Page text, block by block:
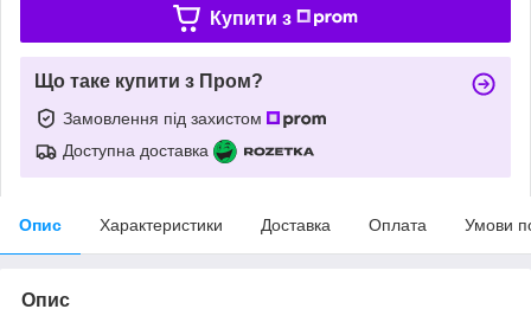
Купити з
Що таке купити з Пром?
Замовлення під захистом
Доступна доставка
Опис Характеристики Доставка Оплата Умови
Опис